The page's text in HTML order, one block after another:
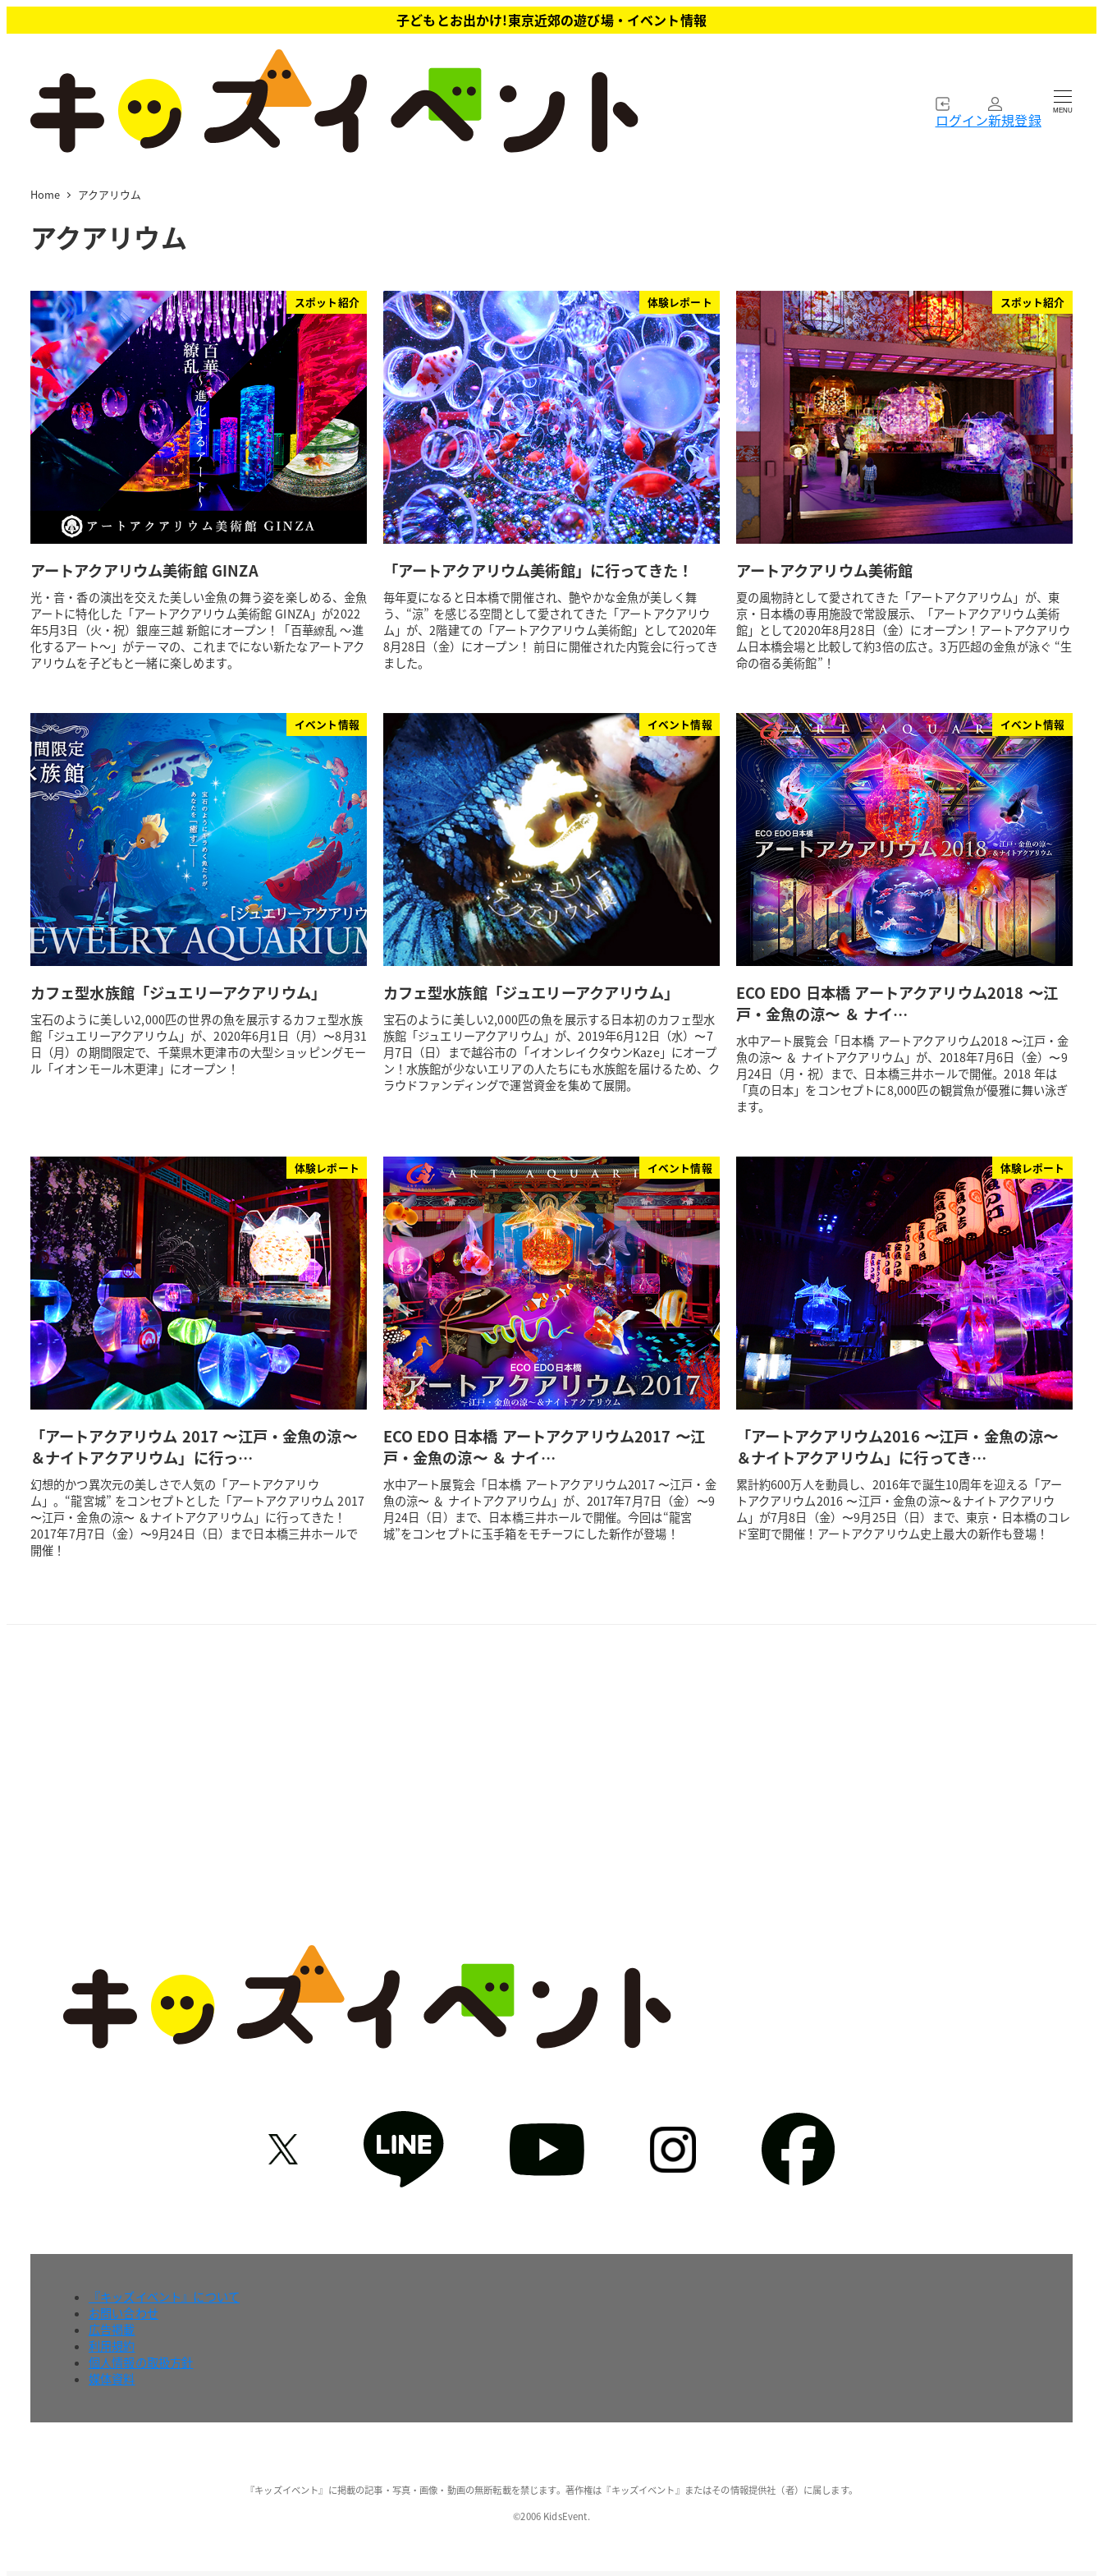
イ
子どもとお出かけ!東京近郊の遊び場・イベント情報
ログイン新規登録 MENU
Home アクアリウム
アクアリウム
スポット紹介
アートアクアリウム美術館 GINZA
光・音・香の演出を交えた美しい金魚の舞う姿を楽しめる、金魚
アートに特化した「アートアクアリウム美術館 GINZA」が2022
年5月3日（火・祝）銀座三越 新館にオープン！「百華繚乱 ～進
化するアート～」がテーマの、これまでにない新たなアートアク
アリウムを子どもと一緒に楽しめます。
体験レポート
「アートアクアリウム美術館」に行ってきた！
毎年夏になると日本橋で開催され、艶やかな金魚が美しく舞
う、“涼” を感じる空間として愛されてきた「アートアクアリウ
ム」が、2階建ての「アートアクアリウム美術館」として2020年
8月28日（金）にオープン！ 前日に開催された内覧会に行ってき
ました。
スポット紹介
アートアクアリウム美術館
夏の風物詩として愛されてきた「アートアクアリウム」が、東
京・日本橋の専用施設で常設展示、「アートアクアリウム美術
館」として2020年8月28日（金）にオープン！アートアクアリウ
ム日本橋会場と比較して約3倍の広さ。3万匹超の金魚が泳ぐ “生
命の宿る美術館”！
イベント情報
カフェ型水族館「ジュエリーアクアリウム」
宝石のように美しい2,000匹の世界の魚を展示するカフェ型水族
館「ジュエリーアクアリウム」が、2020年6月1日（月）〜8月31
日（月）の期間限定で、千葉県木更津市の大型ショッピングモー
ル「イオンモール木更津」にオープン！
イベント情報
カフェ型水族館「ジュエリーアクアリウム」
宝石のように美しい2,000匹の魚を展示する日本初のカフェ型水
族館「ジュエリーアクアリウム」が、2019年6月12日（水）〜7
月7日（日）まで越谷市の「イオンレイクタウンKaze」にオープ
ン！水族館が少ないエリアの人たちにも水族館を届けるため、ク
ラウドファンディングで運営資金を集めて展開。
イベント情報
ECO EDO 日本橋 アートアクアリウム2018 〜江
戸・金魚の涼〜 ＆ ナイ…
水中アート展覧会「日本橋 アートアクアリウム2018 〜江戸・金
魚の涼〜 ＆ ナイトアクアリウム」が、2018年7月6日（金）〜9
月24日（月・祝）まで、日本橋三井ホールで開催。2018 年は
「真の日本」をコンセプトに8,000匹の観賞魚が優雅に舞い泳ぎ
ます。
体験レポート
「アートアクアリウム 2017 〜江戸・金魚の涼〜
＆ナイトアクアリウム」に行っ…
幻想的かつ異次元の美しさで人気の「アートアクアリウ
ム」。“龍宮城” をコンセプトとした「アートアクアリウム 2017
〜江戸・金魚の涼〜 ＆ナイトアクアリウム」に行ってきた！
2017年7月7日（金）〜9月24日（日）まで日本橋三井ホールで
開催！
イベント情報
ECO EDO 日本橋 アートアクアリウム2017 〜江
戸・金魚の涼〜 ＆ ナイ…
水中アート展覧会「日本橋 アートアクアリウム2017 〜江戸・金
魚の涼〜 ＆ ナイトアクアリウム」が、2017年7月7日（金）〜9
月24日（日）まで、日本橋三井ホールで開催。今回は“龍宮
城”をコンセプトに玉手箱をモチーフにした新作が登場！
体験レポート
「アートアクアリウム2016 〜江戸・金魚の涼〜
＆ナイトアクアリウム」に行ってき…
累計約600万人を動員し、2016年で誕生10周年を迎える「アー
トアクアリウム2016 〜江戸・金魚の涼〜＆ナイトアクアリウ
ム」が7月8日（金）〜9月25日（日）まで、東京・日本橋のコレ
ド室町で開催！アートアクアリウム史上最大の新作も登場！
『キッズイベント』について
お問い合わせ
広告掲載
利用規約
個人情報の取扱方針
媒体資料
『キッズイベント』に掲載の記事・写真・画像・動画の無断転載を禁じます。著作権は『キッズイベント』またはその情報提供社（者）に属します。
©2006 KidsEvent.